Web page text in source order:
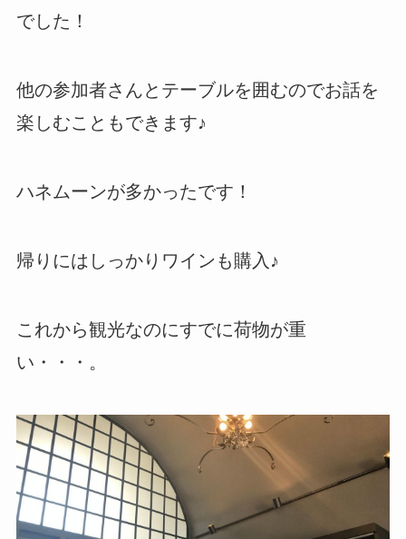
でした！
他の参加者さんとテーブルを囲むのでお話を
楽しむこともできます♪
ハネムーンが多かったです！
帰りにはしっかりワインも購入♪
これから観光なのにすでに荷物が重
い・・・。